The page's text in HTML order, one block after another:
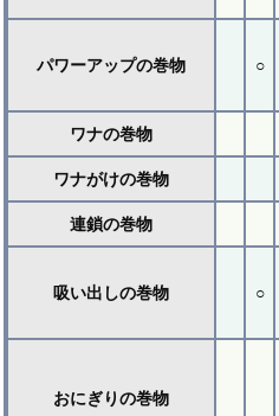
パワーアップの巻物 ○
ワナの巻物
ワナがけの巻物
連鎖の巻物
吸い出しの巻物 ○
おにぎりの巻物